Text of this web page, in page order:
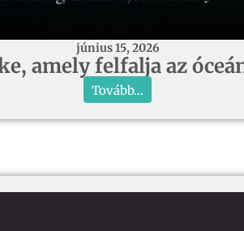
június 15, 2026
amely felfalja az
Tovább...